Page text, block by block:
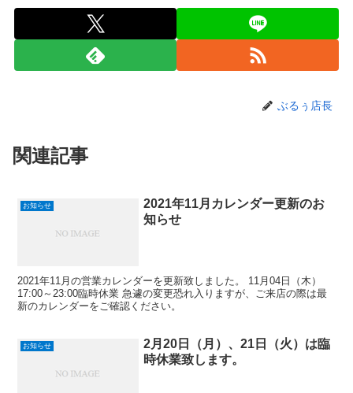
ぶるぅ店長
関連記事
お知らせ
2021年11月カレンダー更新のお
知らせ
2021年11月の営業カレンダーを更新致しました。 11月04日（木）
17:00～23:00臨時休業 急遽の変更恐れ入りますが、ご来店の際は最
新のカレンダーをご確認ください。
お知らせ
2月20日（月）、21日（火）は臨
時休業致します。